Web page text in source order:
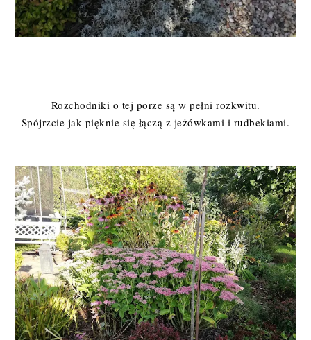
Rozchodniki o tej porze są w pełni rozkwitu.
Spójrzcie jak pięknie się łączą z jeżówkami i rudbekiami.